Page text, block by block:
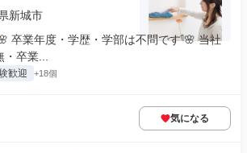
新城市
卒業年度・学歴・学部は不問です 🌸 当社
卒業...
歓迎 +18個
気になる